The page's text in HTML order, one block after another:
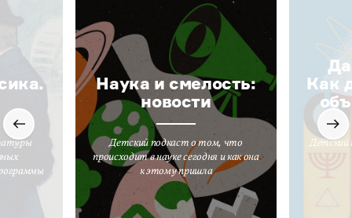
Наука и смелость:
новости
Детский подкаст о том, что
происходит в науке сегодня и как она
к этому пришла
Да
Как
Детский